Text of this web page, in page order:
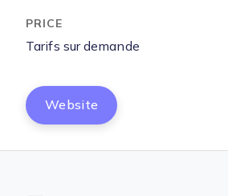
Tarifs sur demande
Website